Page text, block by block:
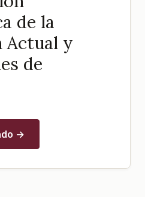
de la
Actual y
de
→